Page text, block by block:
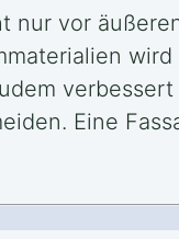
nur vor
Eine